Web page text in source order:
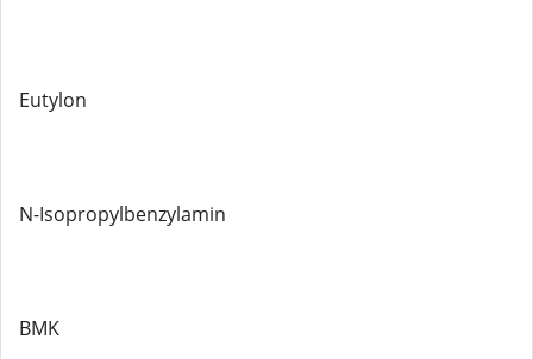
Eutylon
N-Isopropylbenzylamin
BMK